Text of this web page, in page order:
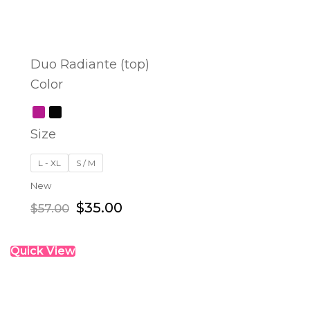
Duo Radiante (top)
Color
Size
L - XL S / M
New
$57.00 $35.00
Quick View